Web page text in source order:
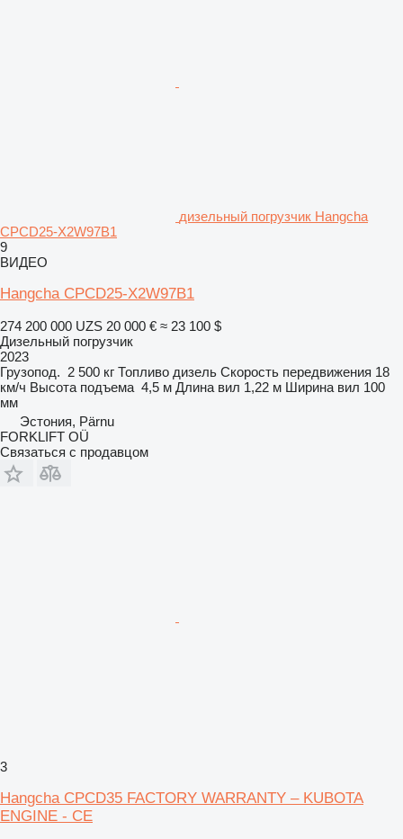
дизельный погрузчик Hangcha
CPCD25-X2W97B1
9
ВИДЕО
Hangcha CPCD25-X2W97B1
274 200 000 UZS 20 000 € ≈ 23 100 $
Дизельный погрузчик
2023
Грузопод. 2 500 кг Топливо дизель Скорость передвижения 18
км/ч Высота подъема 4,5 м Длина вил 1,22 м Ширина вил 100
мм
Эстония, Pärnu
FORKLIFT OÜ
Связаться с продавцом
3
Hangcha CPCD35 FACTORY WARRANTY – KUBOTA
ENGINE - CE